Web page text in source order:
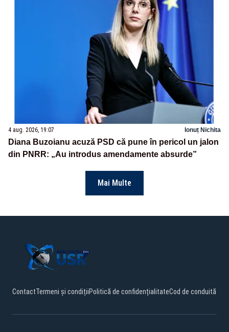
4 aug. 2026, 19:07 Ionuț Nichita
Diana Buzoianu acuză PSD că pune în pericol un jalon
din PNRR: „Au introdus amendamente absurde”
Mai Multe
ContactTermeni și condițiiPolitică de confidențialitateCod de conduită